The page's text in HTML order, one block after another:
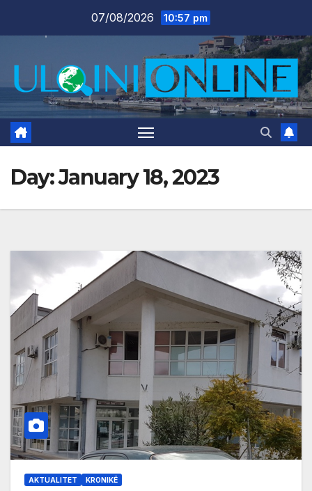
07/08/2026 10:57 pm
Day:January 18, 2023
AKTUALITET KRONIKË